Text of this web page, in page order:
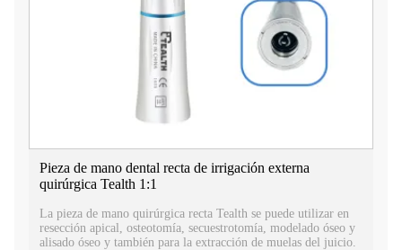
Pieza de mano dental recta de irrigación externa
quirúrgica Tealth 1:1
La pieza de mano quirúrgica recta Tealth se puede utilizar en
resección apical, osteotomía, secuestrotomía, modelado óseo y
alisado óseo y también para la extracción de muelas del juicio.